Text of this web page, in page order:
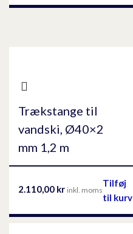
Trækstange til
vandski, Ø40×2
mm 1,2 m
2.110,00 kr inkl. moms
Tilføj
til kurv